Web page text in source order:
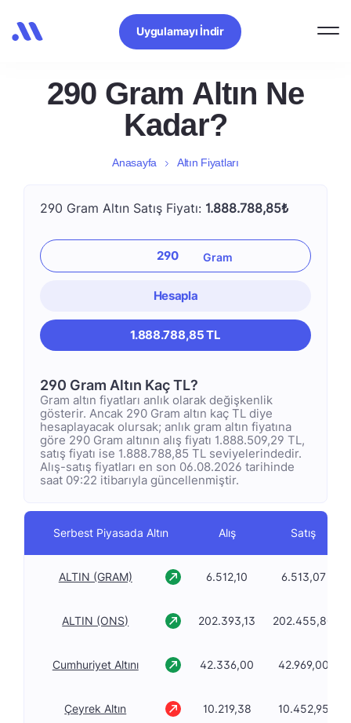
Uygulamayı İndir
290 Gram Altın Ne
Kadar?
Anasayfa Altın Fiyatları
290 Gram Altın Satış Fiyatı: 1.888.788,85₺
Hesapla
1.888.788,85 TL
290 Gram Altın Kaç TL?
Gram altın fiyatları anlık olarak değişkenlik
gösterir. Ancak 290 Gram altın kaç TL diye
hesaplayacak olursak; anlık gram altın fiyatına
göre 290 Gram altının alış fiyatı 1.888.509,29 TL,
satış fiyatı ise 1.888.788,85 TL seviyelerindedir.
Alış-satış fiyatları en son 06.08.2026 tarihinde
saat 09:22 itibarıyla güncellenmiştir.
Serbest Piyasada Altın Alış Satış
ALTIN (GRAM) 6.512,10 6.513,07
ALTIN (ONS) 202.393,13 202.455,80
Cumhuriyet Altını 42.336,00 42.969,00
Çeyrek Altın 10.219,38 10.452,95